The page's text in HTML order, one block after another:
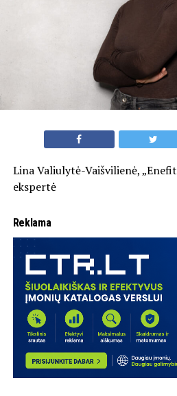
Lina Valiulytė-Vaišvilienė,
ekspertė
Reklama